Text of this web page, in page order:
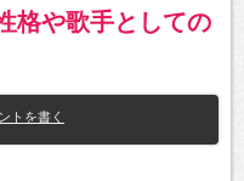
格や歌手としての
トを書く